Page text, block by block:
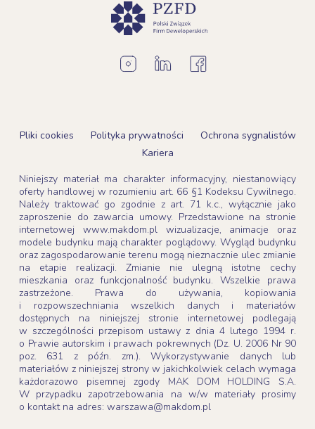
Pliki cookies Polityka prywatności
Ochrona sygnalistów
Kariera
Niniejszy materiał ma charakter informacyjny, niestanowiący
oferty handlowej w rozumieniu art. 66 §1 Kodeksu Cywilnego.
Należy traktować go zgodnie z art. 71 k.c., wyłącznie jako
zaproszenie do zawarcia umowy. Przedstawione na stronie
internetowej www.makdom.pl wizualizacje, animacje oraz
modele budynku mają charakter poglądowy. Wygląd budynku
oraz zagospodarowanie terenu mogą nieznacznie ulec zmianie
na etapie realizacji. Zmianie nie ulegną istotne cechy
mieszkania oraz funkcjonalność budynku. Wszelkie prawa
zastrzeżone. Prawa do używania, kopiowania
i rozpowszechniania wszelkich danych i materiałów
dostępnych na niniejszej stronie internetowej podlegają
w szczególności przepisom ustawy z dnia 4 lutego 1994 r.
o Prawie autorskim i prawach pokrewnych (Dz. U. 2006 Nr 90
poz. 631 z późn. zm.). Wykorzystywanie danych lub
materiałów z niniejszej strony w jakichkolwiek celach wymaga
każdorazowo pisemnej zgody MAK DOM HOLDING S.A.
W przypadku zapotrzebowania na w/w materiały prosimy
o kontakt na adres: warszawa@makdom.pl